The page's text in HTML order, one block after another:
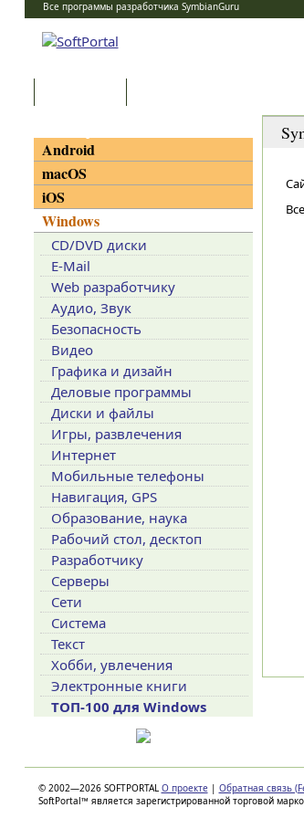
Все программы разработчика SymbianGuru
Android
macOS
iOS
Windows
CD/DVD диски
E-Mail
Web разработчику
Аудио, Звук
Безопасность
Видео
Графика и дизайн
Деловые программы
Диски и файлы
Игры, развлечения
Интернет
Мобильные телефоны
Навигация, GPS
Образование, наука
Рабочий стол, десктоп
Разработчику
Серверы
Сети
Система
Текст
Хобби, увлечения
Электронные книги
ТОП-100 для Windows
© 2002—2026 SOFTPORTAL О проекте | Обратная связь
SoftPortal™ является зарегистрированной торговой